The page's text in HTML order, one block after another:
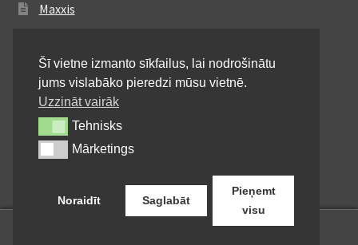
Maxxis
Michelin
Mitas
Pirelli
Shinko
Šī vietne izmanto sīkfailus, lai nodrošinātu
jums vislabāko pieredzi mūsu vietnē.
Uzzināt vairāk
TehnisksTehnisks
MārketingsMārketings
Noraidīt Saglabāt
Pieņemt
visu